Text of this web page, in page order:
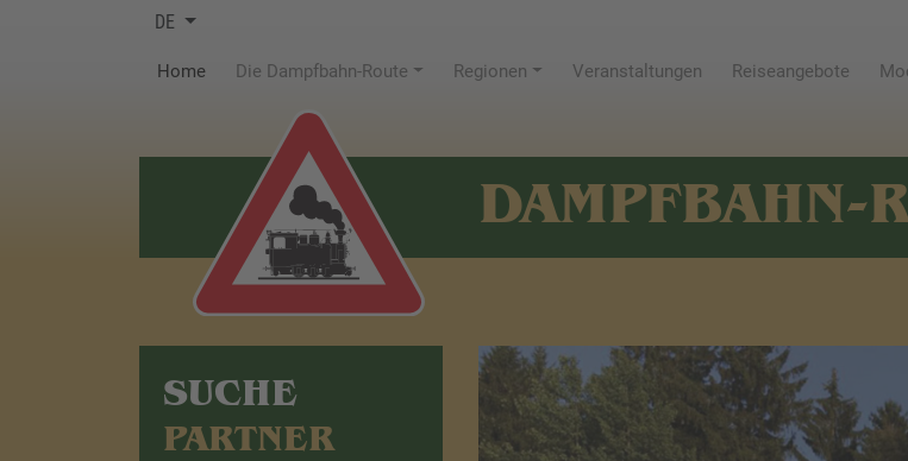
DE
Home(current)Die Dampfbahn-Route Regionen Veranstaltungen Reiseangebote
DAMPFBAHN-
SUCHE
PARTNER